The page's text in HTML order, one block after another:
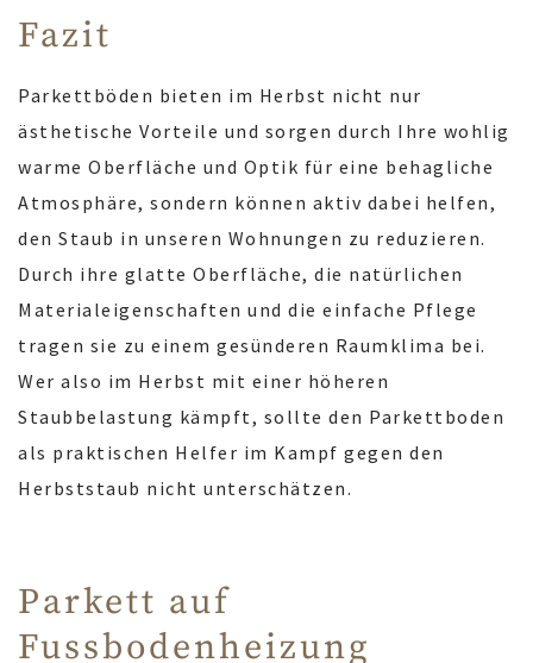
Fazit
Parkettböden bieten im Herbst nicht nur
ästhetische Vorteile und sorgen durch Ihre wohlig
warme Oberfläche und Optik für eine behagliche
Atmosphäre, sondern können aktiv dabei helfen,
den Staub in unseren Wohnungen zu reduzieren.
Durch ihre glatte Oberfläche, die natürlichen
Materialeigenschaften und die einfache Pflege
tragen sie zu einem gesünderen Raumklima bei.
Wer also im Herbst mit einer höheren
Staubbelastung kämpft, sollte den Parkettboden
als praktischen Helfer im Kampf gegen den
Herbststaub nicht unterschätzen.
Parkett auf
Fussbodenheizung